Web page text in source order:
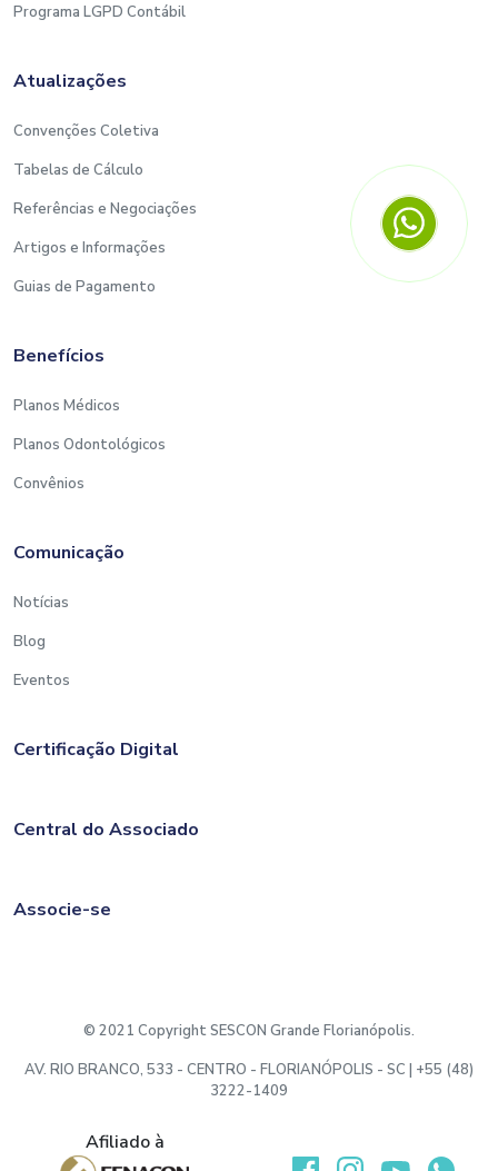
Programa LGPD Contábil
Atualizações
Convenções Coletiva
Tabelas de Cálculo
Referências e Negociações
Artigos e Informações
Guias de Pagamento
Benefícios
Planos Médicos
Planos Odontológicos
Convênios
Comunicação
Notícias
Blog
Eventos
Certificação Digital
Central do Associado
Associe-se
© 2021 Copyright SESCON Grande Florianópolis.
AV. RIO BRANCO, 533 - CENTRO - FLORIANÓPOLIS - SC | +55 (48)
3222-1409
Afiliado à